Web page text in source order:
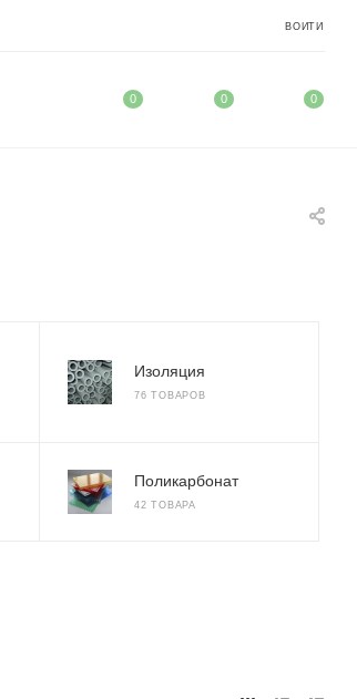
ВОЙТИ
0 0 0
Изоляция
76 ТОВАРОВ
Поликарбонат
42 ТОВАРА